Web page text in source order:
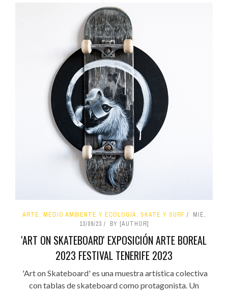
ARTE, MEDIO AMBIENTE Y ECOLOGÍA, SKATE Y SURF
MIÉ,
13/09/23
BY [AUTHOR]
'ART ON SKATEBOARD' EXPOSICIÓN ARTE BOREAL
2023 FESTIVAL TENERIFE 2023
'Art on Skateboard' es una muestra artística colectiva
con tablas de skateboard como protagonista. Un